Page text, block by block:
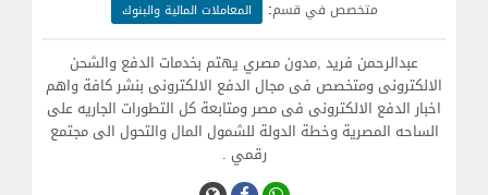
متخصص في قسم: المعاملات المالية والبنوك
عبدالرحمن فريد ,مدون مصري يهتم بخدمات الدفع والشحن
الالكترونى ومتخصص فى مجال الدفع الالكترونى بنشر كافة واهم
اخبار الدفع الالكترونى فى مصر ومتابعة كل التطورات الجاريه على
الساحه المصرية وخطة الدولة للشمول المال والتحول الى مجتمع
رقمي .